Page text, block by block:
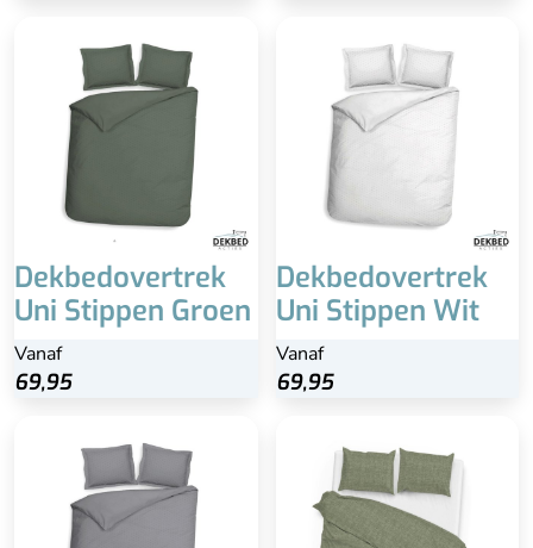
Dekbedovertrek
Uni Stippen Groen
Vanaf
69,95
Dekbedovertrek
Uni Stippen Wit
Vanaf
69,95